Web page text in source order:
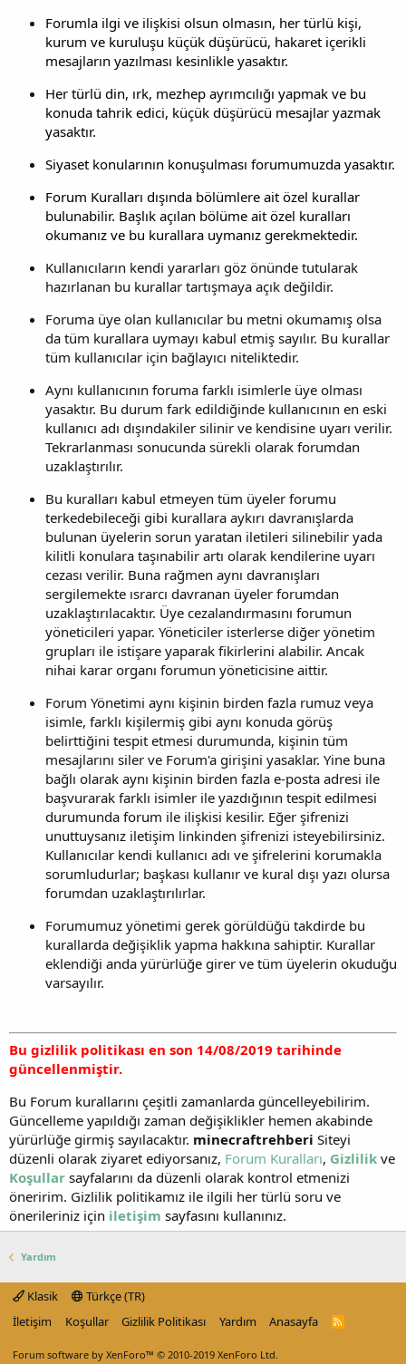
Forumla ilgi ve ilişkisi olsun olmasın, her türlü kişi,
kurum ve kuruluşu küçük düşürücü, hakaret içerikli
mesajların yazılması kesinlikle yasaktır.
Her türlü din, ırk, mezhep ayrımcılığı yapmak ve bu
konuda tahrik edici, küçük düşürücü mesajlar yazmak
yasaktır.
Siyaset konularının konuşulması forumumuzda yasaktır.
Forum Kuralları dışında bölümlere ait özel kurallar
bulunabilir. Başlık açılan bölüme ait özel kuralları
okumanız ve bu kurallara uymanız gerekmektedir.
Kullanıcıların kendi yararları göz önünde tutularak
hazırlanan bu kurallar tartışmaya açık değildir.
Foruma üye olan kullanıcılar bu metni okumamış olsa
da tüm kurallara uymayı kabul etmiş sayılır. Bu kurallar
tüm kullanıcılar için bağlayıcı niteliktedir.
Aynı kullanıcının foruma farklı isimlerle üye olması
yasaktır. Bu durum fark edildiğinde kullanıcının en eski
kullanıcı adı dışındakiler silinir ve kendisine uyarı verilir.
Tekrarlanması sonucunda sürekli olarak forumdan
uzaklaştırılır.
Bu kuralları kabul etmeyen tüm üyeler forumu
terkedebileceği gibi kurallara aykırı davranışlarda
bulunan üyelerin sorun yaratan iletileri silinebilir yada
kilitli konulara taşınabilir artı olarak kendilerine uyarı
cezası verilir. Buna rağmen aynı davranışları
sergilemekte ısrarcı davranan üyeler forumdan
uzaklaştırılacaktır. Üye cezalandırmasını forumun
yöneticileri yapar. Yöneticiler isterlerse diğer yönetim
grupları ile istişare yaparak fikirlerini alabilir. Ancak
nihai karar organı forumun yöneticisine aittir.
Forum Yönetimi aynı kişinin birden fazla rumuz veya
isimle, farklı kişilermiş gibi aynı konuda görüş
belirttiğini tespit etmesi durumunda, kişinin tüm
mesajlarını siler ve Forum'a girişini yasaklar. Yine buna
bağlı olarak aynı kişinin birden fazla e-posta adresi ile
başvurarak farklı isimler ile yazdığının tespit edilmesi
durumunda forum ile ilişkisi kesilir. Eğer şifrenizi
unuttuysanız iletişim linkinden şifrenizi isteyebilirsiniz.
Kullanıcılar kendi kullanıcı adı ve şifrelerini korumakla
sorumludurlar; başkası kullanır ve kural dışı yazı olursa
forumdan uzaklaştırılırlar.
Forumumuz yönetimi gerek görüldüğü takdirde bu
kurallarda değişiklik yapma hakkına sahiptir. Kurallar
eklendiği anda yürürlüğe girer ve tüm üyelerin okuduğu
varsayılır.
Bu gizlilik politikası en son 14/08/2019 tarihinde
güncellenmiştir.
Bu Forum kurallarını çeşitli zamanlarda güncelleyebilirim.
Güncelleme yapıldığı zaman değişiklikler hemen akabinde
yürürlüğe girmiş sayılacaktır. minecraftrehberi Siteyi
düzenli olarak ziyaret ediyorsanız, Forum Kuralları, Gizlilik ve
Koşullar sayfalarını da düzenli olarak kontrol etmenizi
öneririm. Gizlilik politikamız ile ilgili her türlü soru ve
önerileriniz için iletişim sayfasını kullanınız.
Yardım
Klasik
Türkçe (TR)
İletişim
Koşullar Gizlilik Politikası Yardım Anasayfa
R
Forum software by XenForo™ © 2010-2019 XenForo Ltd.